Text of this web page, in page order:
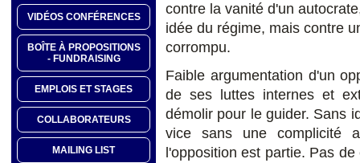
VIDÉOS CONFÉRENCES
BOÎTE À PROPOSITIONS
- FUNDRAISING
EMPLOIS ET STAGES
COLLABORATEURS
MAILING LIST
contre la vanité d'un
idée du régime, mais contre
corrompu.
Faible argumentation d'un
de ses luttes internes et
démolir pour le guider. Sans
vice sans une complicité
l'opposition est partie. Pas